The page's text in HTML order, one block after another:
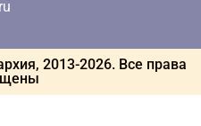
2013-2026. Все права